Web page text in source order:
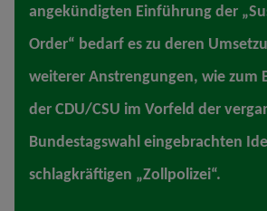
angekündigten Einführung der
Order“ bedarf es zu deren
weiterer Anstrengungen, wie zum
der CDU/CSU im Vorfeld der
Bundestagswahl eingebrachten
schlagkräftigen „Zollpolizei“.